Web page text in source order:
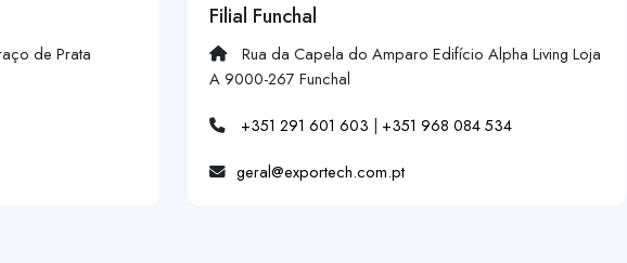
de Prata
Filial Funchal
Rua da Capela do Amparo Edifício Alpha Living Loja
A 9000-267 Funchal
+351 291 601 603 | +351 968 084 534
geral@exportech.com.pt